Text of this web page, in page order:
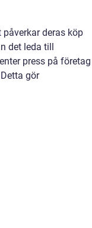
deras köp
det leda till
press på företag
gör